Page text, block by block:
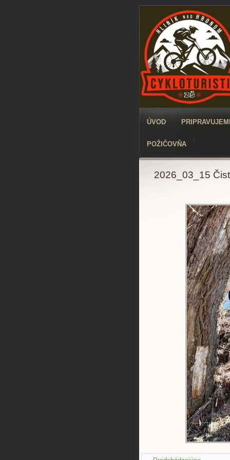
ÚVOD
POŽIČOVŇA
2026_03_15